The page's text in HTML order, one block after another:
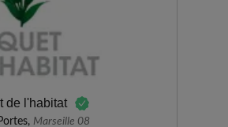
et le travail est réalisé
efficacement. Je recommande.
de l'habitat
Marseille 08